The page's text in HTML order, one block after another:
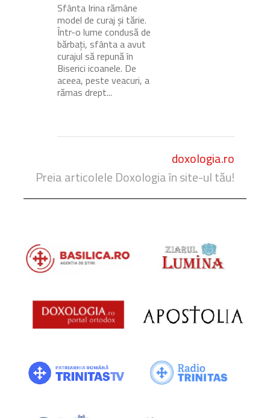
Sfânta Irina rămâne
model de curaj și tărie.
Într-o lume condusă de
bărbați, sfânta a avut
curajul să repună în
Biserici icoanele. De
aceea, peste veacuri, a
rămas drept...
doxologia.ro
Preia articolele Doxologia în site-ul tău!